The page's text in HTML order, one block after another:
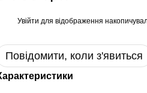
Увійти для відображення
Повідомити, коли з'явиться